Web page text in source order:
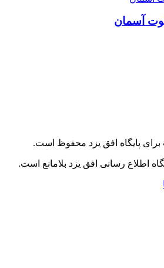
آسمان
پایگاه افق یزد محفوظ است.
اطلاع رسانی افق یزد بلامانع است.